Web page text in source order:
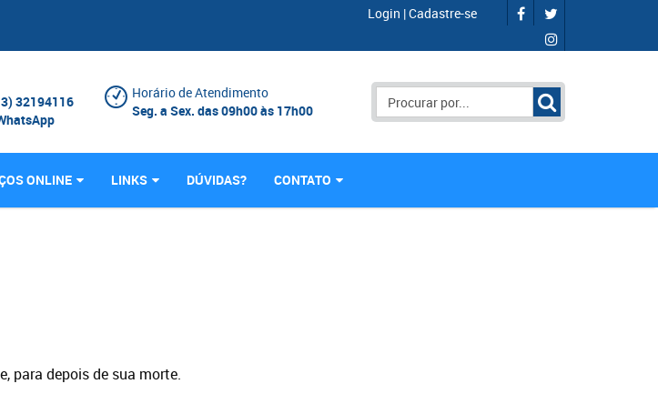
Login |Cadastre-se
32194116
Horário de Atendimento
Seg. a Sex. das 09h00 às 17h00
ONLINE LINKS DÚVIDAS? CONTATO
para depois de sua morte.